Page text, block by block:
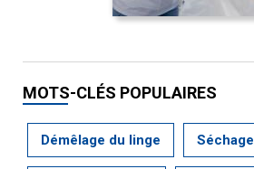
MOTS-CLÉS POPULAIRES
Démêlage du linge Séchage